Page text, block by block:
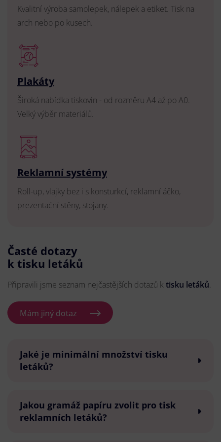
Kvalitní výroba samolepek, nálepek a etiket. Tisk na
arch nebo po kusech.
Plakáty
Široká nabídka tiskovin - od rozměru A4 až po A0.
Velký výběr materiálů.
Reklamní systémy
Roll-up, vlajky bez i s konsturkcí, reklamní áčko,
prezentační stěny, stojany.
Časté dotazy
k tisku letáků
Připravili jsme seznam nejčastějších dotazů k tisku letáků.
Mám jiný dotaz
Jaké je minimální množství tisku
letáků?
Jakou gramáž papíru zvolit pro tisk
reklamních letáků?